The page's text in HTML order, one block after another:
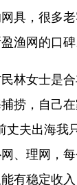
具，很多
渔网的口碑
女士是合
捞，自己
丈夫出海我
、理网，
有稳定收